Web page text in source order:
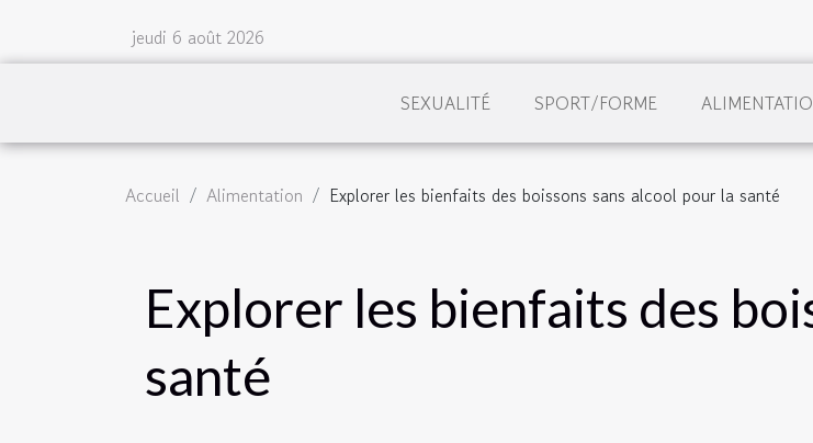
jeudi 6 août 2026
SEXUALITÉ SPORT/FORME
Accueil Alimentation Explorer les bienfaits des boissons sans alcool pour la santé
Explorer les bienfaits des
santé